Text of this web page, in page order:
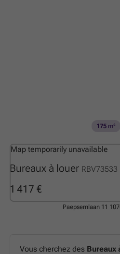
Bureaux à louer RBV73533
1 417 €
175 m²
Map temporarily unavailable
Paepsemlaan 11
Vous cherchez des Bureaux